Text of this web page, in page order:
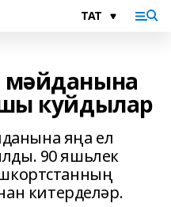
куйдылар
яңа ел
90 яшьлек
китерделәр.